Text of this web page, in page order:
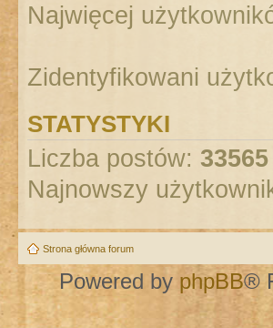
Najwięcej
Zidentyfikowani
STATYSTYKI
Liczba postów: 33565
Najnowszy
Strona główna forum
Powered by phpBB®